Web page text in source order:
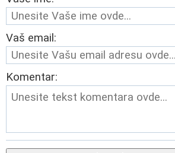
Vaš email:
Komentar: